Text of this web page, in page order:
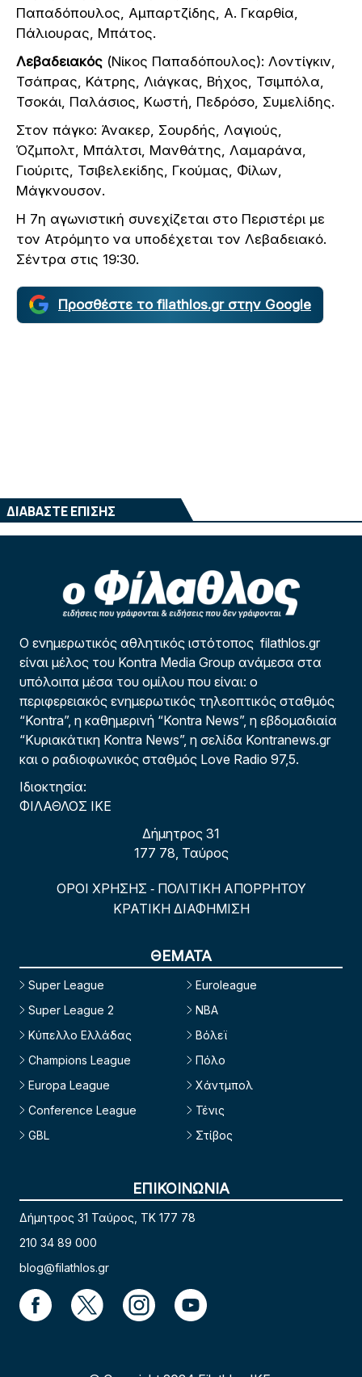
Παπαδόπουλος, Αμπαρτζίδης, Α. Γκαρθία,
Πάλιουρας, Μπάτος.
Λεβαδειακός (Νίκος Παπαδόπουλος): Λοντίγκιν,
Τσάπρας, Κάτρης, Λιάγκας, Βήχος, Τσιμπόλα,
Τσοκάι, Παλάσιος, Κωστή, Πεδρόσο, Συμελίδης.
Στον πάγκο: Άνακερ, Σουρδής, Λαγιούς,
Όζμπολτ, Μπάλτσι, Μανθάτης, Λαμαράνα,
Γιούριτς, Τσιβελεκίδης, Γκούμας, Φίλων,
Μάγκνουσον.
Η 7η αγωνιστική συνεχίζεται στο Περιστέρι με
τον Ατρόμητο να υποδέχεται τον Λεβαδειακό.
Σέντρα στις 19:30.
Προσθέστε το filathlos.gr στην Google
ΔΙΑΒΑΣΤΕ ΕΠΙΣΗΣ
Ο ενημερωτικός αθλητικός ιστότοπος filathlos.gr
είναι μέλος του Kontra Media Group ανάμεσα στα
υπόλοιπα μέσα του ομίλου που είναι: ο
περιφερειακός ενημερωτικός τηλεοπτικός σταθμός
“Kontra”, η καθημερινή “Kontra News”, η εβδομαδιαία
“Κυριακάτικη Kontra News”, η σελίδα Kontranews.gr
και ο ραδιοφωνικός σταθμός Love Radio 97,5.
Ιδιοκτησία:
ΦΙΛΑΘΛΟΣ ΙΚΕ
Δήμητρος 31
177 78, Ταύρος
ΟΡΟΙ ΧΡΗΣΗΣ - ΠΟΛΙΤΙΚΗ ΑΠΟΡΡΗΤΟΥ
ΚΡΑΤΙΚΗ ΔΙΑΦΗΜΙΣΗ
ΘΕΜΑΤΑ
Super League
Super League 2
Κύπελλο Ελλάδας
Champions League
Europa League
Conference League
GBL
Euroleague
NBA
Βόλεϊ
Πόλο
Χάντμπολ
Τένις
Στίβος
ΕΠΙΚΟΙΝΩΝΙΑ
Δήμητρος 31 Ταύρος, TK 177 78
210 34 89 000
blog@filathlos.gr